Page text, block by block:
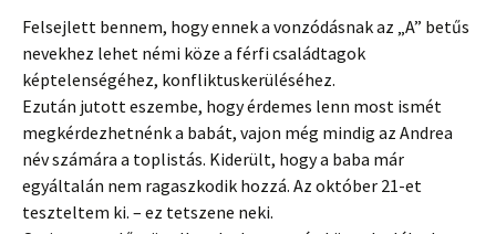
Felsejlett bennem, hogy ennek a vonzódásnak az „A” betűs
nevekhez lehet némi köze a férfi családtagok
képtelenségéhez, konfliktuskerüléséhez.
Ezután jutott eszembe, hogy érdemes lenn most ismét
megkérdezhetnénk a babát, vajon még mindig az Andrea
név számára a toplistás. Kiderült, hogy a baba már
egyáltalán nem ragaszkodik hozzá. Az október 21-et
teszteltem ki. – ez tetszene neki.